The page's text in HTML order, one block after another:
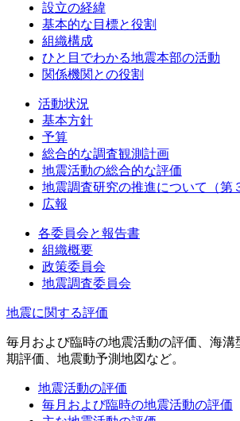
設立の経緯
基本的な目標と役割
組織構成
ひと目でわかる地震本部の活動
関係機関との役割
活動状況
基本方針
予算
総合的な調査観測計画
地震活動の総合的な評価
地震調査研究の推進について（第
広報
各委員会と報告書
組織概要
政策委員会
地震調査委員会
地震に関する評価
毎月および臨時の地震活動の評価、海溝
期評価、地震動予測地図など。
地震活動の評価
毎月および臨時の地震活動の評価